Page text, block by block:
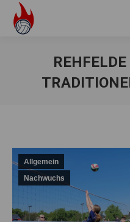
Allgemein
Nachwuchs